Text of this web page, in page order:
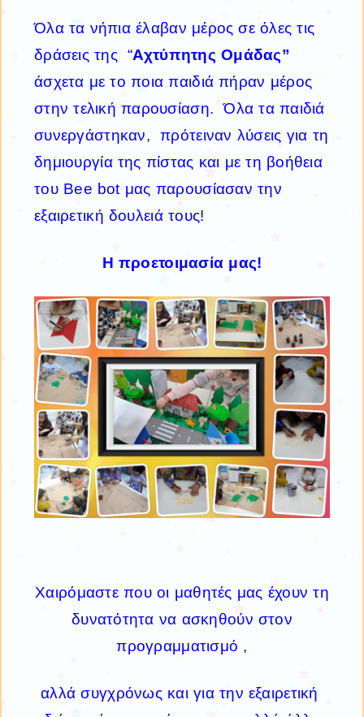
Όλα τα νήπια έλαβαν μέρος σε όλες τις
δράσεις της “Αχτύπητης Ομάδας”
άσχετα με το ποια παιδιά πήραν μέρος
στην τελική παρουσίαση. Όλα τα παιδιά
συνεργάστηκαν, πρότειναν λύσεις για τη
δημιουργία της πίστας και με τη βοήθεια
του Βee bot μας παρουσίασαν την
εξαιρετική δουλειά τους!
Η προετοιμασία μας!
Χαιρόμαστε που οι μαθητές μας έχουν τη
δυνατότητα να ασκηθούν στον
προγραμματισμό ,
αλλά συγχρόνως και για την εξαιρετική